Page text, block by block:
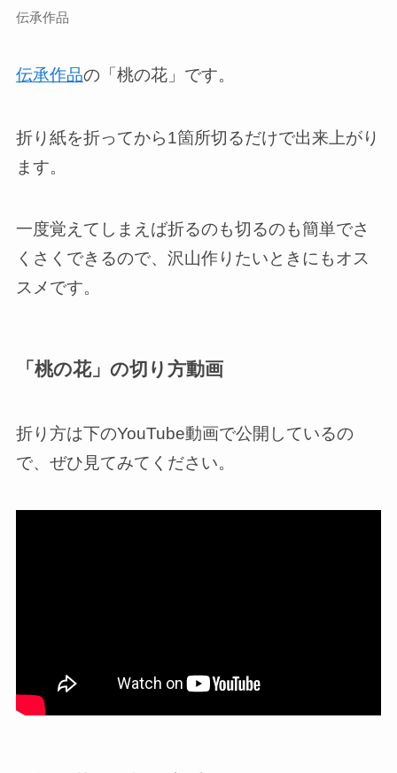
伝承作品
伝承作品の「桃の花」です。
折り紙を折ってから1箇所切るだけで出来上がり
ます。
一度覚えてしまえば折るのも切るのも簡単でさ
くさくできるので、沢山作りたいときにもオス
スメです。
「桃の花」の切り方動画
折り方は下のYouTube動画で公開しているの
で、ぜひ見てみてください。